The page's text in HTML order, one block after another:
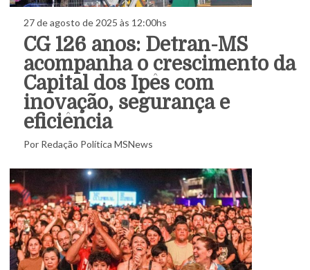
27 de agosto de 2025 às 12:00hs
CG 126 anos: Detran-MS
acompanha o crescimento da
Capital dos Ipês com
inovação, segurança e
eficiência
Por Redação Política MSNews